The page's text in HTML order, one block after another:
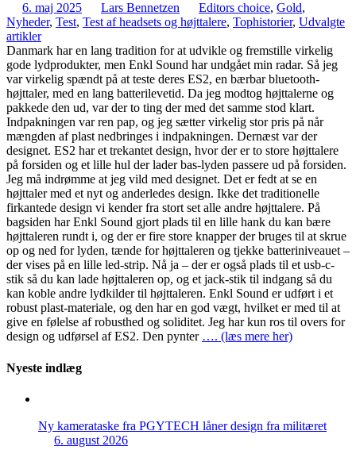
6. maj 2025 Lars Bennetzen Editors choice, Gold,
Nyheder, Test, Test af headsets og højttalere, Tophistorier, Udvalgte
artikler
Danmark har en lang tradition for at udvikle og fremstille virkelig
gode lydprodukter, men Enkl Sound har undgået min radar. Så jeg
var virkelig spændt på at teste deres ES2, en bærbar bluetooth-
højttaler, med en lang batterilevetid. Da jeg modtog højttalerne og
pakkede den ud, var der to ting der med det samme stod klart.
Indpakningen var ren pap, og jeg sætter virkelig stor pris på når
mængden af plast nedbringes i indpakningen. Dernæst var der
designet. ES2 har et trekantet design, hvor der er to store højttalere
på forsiden og et lille hul der lader bas-lyden passere ud på forsiden.
Jeg må indrømme at jeg vild med designet. Det er fedt at se en
højttaler med et nyt og anderledes design. Ikke det traditionelle
firkantede design vi kender fra stort set alle andre højttalere. På
bagsiden har Enkl Sound gjort plads til en lille hank du kan bære
højttaleren rundt i, og der er fire store knapper der bruges til at skrue
op og ned for lyden, tænde for højttaleren og tjekke batteriniveauet –
der vises på en lille led-strip. Nå ja – der er også plads til et usb-c-
stik så du kan lade højttaleren op, og et jack-stik til indgang så du
kan koble andre lydkilder til højttaleren. Enkl Sound er udført i et
robust plast-materiale, og den har en god vægt, hvilket er med til at
give en følelse af robusthed og soliditet. Jeg har kun ros til overs for
design og udførsel af ES2. Den pynter …. (læs mere her)
Nyeste indlæg
Ny kamerataske fra PGYTECH låner design fra militæret
6. august 2026